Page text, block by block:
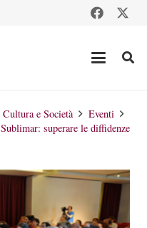
Cultura e Società
Eventi
Sublimar: superare le diffidenze